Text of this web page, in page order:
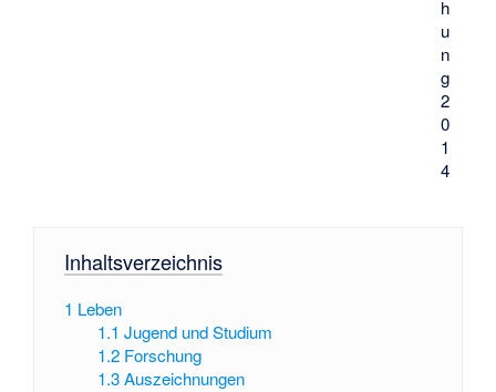
h
u
n
g
2
0
1
4
Inhaltsverzeichnis
1 Leben
1.1 Jugend und Studium
1.2 Forschung
1.3 Auszeichnungen